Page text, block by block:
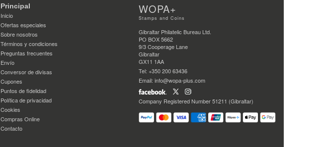
Principal
Inicio
Ofertas especiales
Sobre nosotros
Términos y condiciones
Preguntas frecuentes
Envío
Conversor de divisas
Cupones
Puntos de fidelidad
Política de privacidad
Cookies
Compras Online
Contacto
WOPA+
Stamps and Coins
Gibraltar Philatelic Bureau Ltd.
PO BOX 5662
9/3 Cooperage Lane
Gibraltar
GX11 1AA
Tel: +350 200 63436
Email: info@wopa-plus.com
Company Registered Number 51211 (Gibraltar)